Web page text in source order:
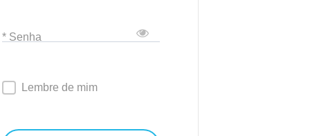
* Senha
Lembre de mim